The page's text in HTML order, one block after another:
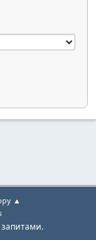
▲
запитами.